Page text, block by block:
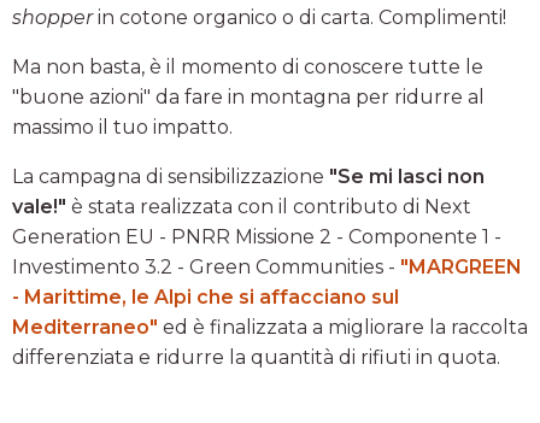
shopperin cotone organico o di carta. Complimenti!
Ma non basta, è il momento di conoscere tutte le
"buone azioni" da fare in montagna per ridurre al
massimo il tuo impatto.
La campagna di sensibilizzazione "Se mi lasci non
vale!" è stata realizzata con il contributo di Next
Generation EU - PNRR Missione 2 - Componente 1 -
Investimento 3.2 - Green Communities - "MARGREEN
- Marittime, le Alpi che si affacciano sul
Mediterraneo" ed è finalizzata a migliorare la raccolta
differenziata e ridurre la quantità di rifiuti in quota.